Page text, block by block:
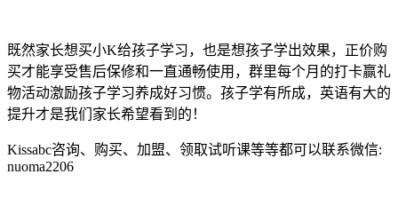
既然家长想买小K给孩子学习，也是想孩子学出效果，正价购
买才能享受售后保修和一直通畅使用，群里每个月的打卡赢礼
物活动激励孩子学习养成好习惯。孩子学有所成，英语有大的
提升才是我们家长希望看到的！
Kissabc咨询、购买、加盟、领取试听课等等都可以联系微信:
nuoma2206